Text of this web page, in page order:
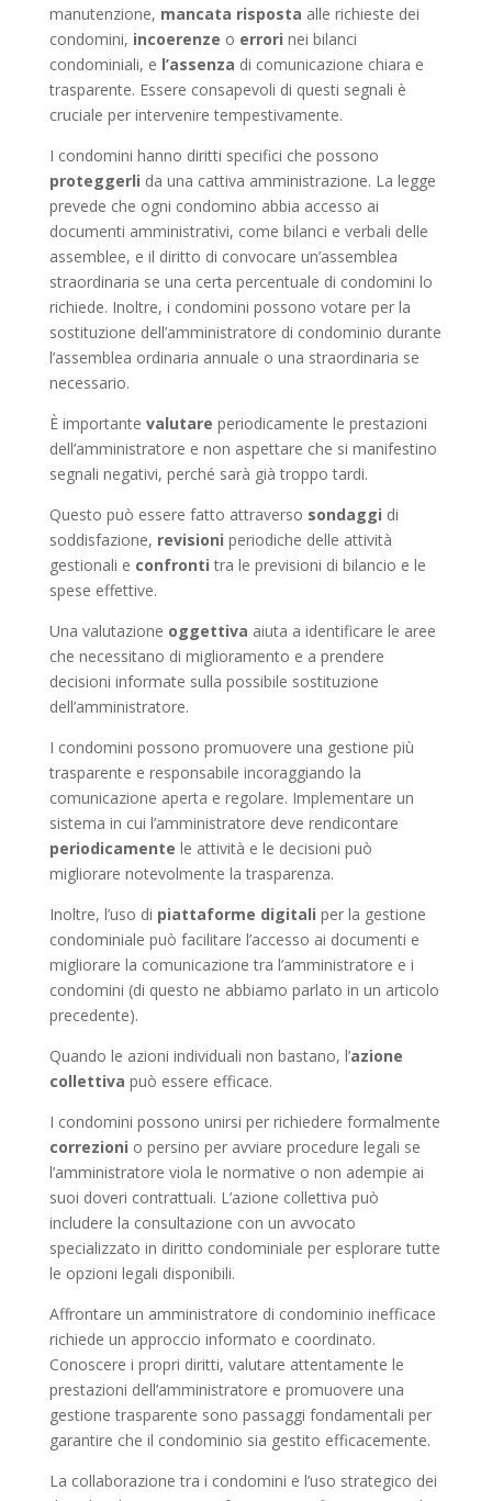
manutenzione, mancata risposta alle richieste dei
condomini, incoerenze o errori nei bilanci
condominiali, e l’assenza di comunicazione chiara e
trasparente. Essere consapevoli di questi segnali è
cruciale per intervenire tempestivamente.
I condomini hanno diritti specifici che possono
proteggerli da una cattiva amministrazione. La legge
prevede che ogni condomino abbia accesso ai
documenti amministrativi, come bilanci e verbali delle
assemblee, e il diritto di convocare un’assemblea
straordinaria se una certa percentuale di condomini lo
richiede. Inoltre, i condomini possono votare per la
sostituzione dell’amministratore di condominio durante
l’assemblea ordinaria annuale o una straordinaria se
necessario.
È importante valutare periodicamente le prestazioni
dell’amministratore e non aspettare che si manifestino
segnali negativi, perché sarà già troppo tardi.
Questo può essere fatto attraverso sondaggi di
soddisfazione, revisioni periodiche delle attività
gestionali e confrontitra le previsioni di bilancio e le
spese effettive.
Una valutazione oggettiva aiuta a identificare le aree
che necessitano di miglioramento e a prendere
decisioni informate sulla possibile sostituzione
dell’amministratore.
I condomini possono promuovere una gestione più
trasparente e responsabile incoraggiando la
comunicazione aperta e regolare. Implementare un
sistema in cui l’amministratore deve rendicontare
periodicamente le attività e le decisioni può
migliorare notevolmente la trasparenza.
Inoltre, l’uso di piattaforme digitali per la gestione
condominiale può facilitare l’accesso ai documenti e
migliorare la comunicazione tra l’amministratore e i
condomini (di questo ne abbiamo parlato in un articolo
precedente).
Quando le azioni individuali non bastano, l’azione
collettiva può essere efficace.
I condomini possono unirsi per richiedere formalmente
correzioni o persino per avviare procedure legali se
l’amministratore viola le normative o non adempie ai
suoi doveri contrattuali. L’azione collettiva può
includere la consultazione con un avvocato
specializzato in diritto condominiale per esplorare tutte
le opzioni legali disponibili.
Affrontare un amministratore di condominio inefficace
richiede un approccio informato e coordinato.
Conoscere i propri diritti, valutare attentamente le
prestazioni dell’amministratore e promuovere una
gestione trasparente sono passaggi fondamentali per
garantire che il condominio sia gestito efficacemente.
La collaborazione tra i condomini e l’uso strategico dei